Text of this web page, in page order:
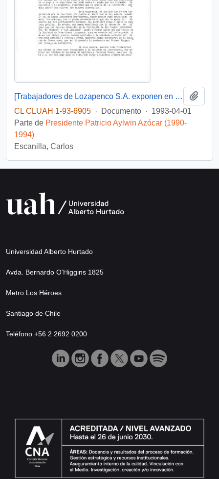
[Trabajadores de Lozapenco S.A. exponen en relación pago de remuneraciones e indemnizaciones y solicitan gestión]
CL CLUAH 1-93-6905 · Documento · 1993-04-01
Parte de Presidente Patricio Aylwin Azócar (1990-
1994)
Escanilla, Carlos
Universidad Alberto Hurtado
Avda. Bernardo O’Higgins 1825
Metro Los Héroes
Santiago de Chile
Teléfono +56 2 2692 0200